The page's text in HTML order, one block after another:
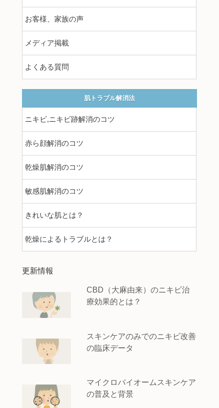
お客様、家族の声
メディア掲載
よくある質問
肌トラブル解消法
ニキビ,ニキビ跡解消のコツ
赤ら顔解消のコツ
乾燥肌解消のコツ
敏感肌解消のコツ
きれいな肌とは？
乾燥によるトラブルとは？
更新情報
CBD（大麻由来）のニキビ治
療効果的とは？
スキンケアのみでのニキビ改善
の臨床データ
マイクロバイオームスキンケア
の普及と背景